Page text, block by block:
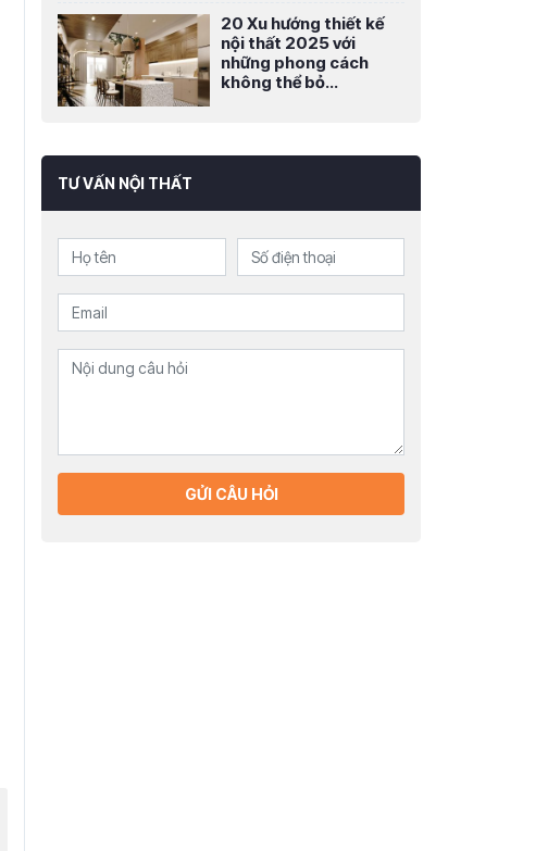
20 Xu hướng thiết kế
nội thất 2025 với
những phong cách
không thể bỏ...
TƯ VẤN NỘI THẤT
GỬI CÂU HỎI